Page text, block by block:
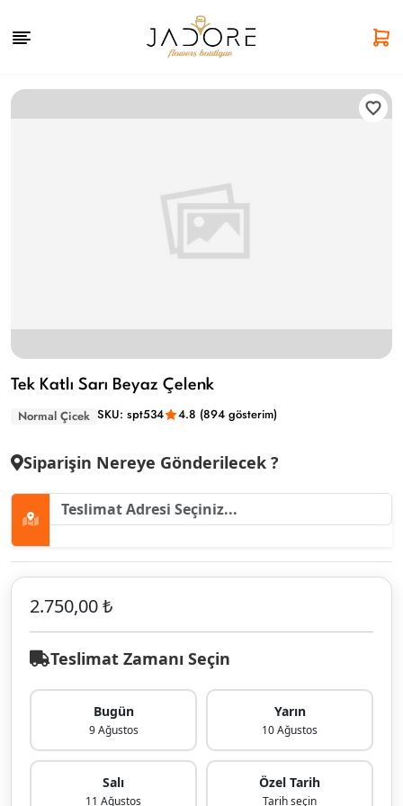
Tek Katlı Sarı Beyaz Çelenk
Normal Çicek SKU: spt534 4.8 (894 gösterim)
Siparişin Nereye Gönderilecek ?
2.750,00 ₺
Teslimat Zamanı Seçin
Bugün
9 Ağustos
Yarın
10 Ağustos
Salı
11 Ağustos
Özel Tarih
Tarih seçin